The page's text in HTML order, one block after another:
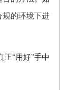
规的环境下进
“用好”手中